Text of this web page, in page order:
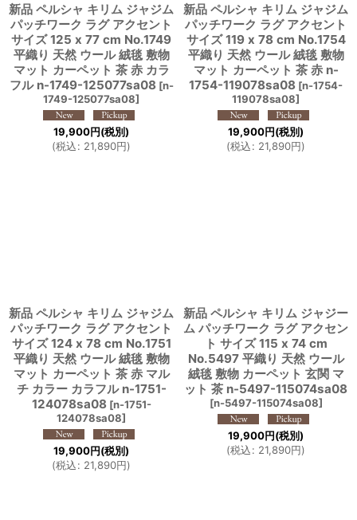
新品 ペルシャ キリム ジャジム
パッチワーク ラグ アクセント
サイズ 125 x 77 cm No.1749
平織り 天然 ウール 絨毯 敷物
マット カーペット 茶 赤 カラ
フル n-1749-125077sa08 [n-
1749-125077sa08]
19,900円(税別)
(税込: 21,890円)
新品 ペルシャ キリム ジャジム
パッチワーク ラグ アクセント
サイズ 119 x 78 cm No.1754
平織り 天然 ウール 絨毯 敷物
マット カーペット 茶 赤 n-
1754-119078sa08 [n-1754-
119078sa08]
19,900円(税別)
(税込: 21,890円)
新品 ペルシャ キリム ジャジム
パッチワーク ラグ アクセント
サイズ 124 x 78 cm No.1751
平織り 天然 ウール 絨毯 敷物
マット カーペット 茶 赤 マル
チ カラー カラフル n-1751-
124078sa08 [n-1751-
124078sa08]
19,900円(税別)
(税込: 21,890円)
新品 ペルシャ キリム ジャジー
ム パッチワーク ラグ アクセン
ト サイズ 115 x 74 cm
No.5497 平織り 天然 ウール
絨毯 敷物 カーペット 玄関 マ
ット 茶 n-5497-115074sa08
[n-5497-115074sa08]
19,900円(税別)
(税込: 21,890円)